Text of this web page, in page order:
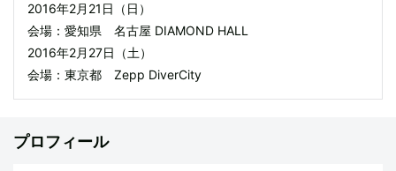
2016年2月21日（日）
会場：愛知県 名古屋 DIAMOND HALL
2016年2月27日（土）
会場：東京都 Zepp DiverCity
プロフィール